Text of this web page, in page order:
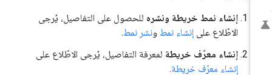
إنشاء نمط خريطة ونشرهللحصول على التفاصيل، يُرجى
الاطّلاع علىإنشاء نمط ونشر نمط .
إنشاء معرّف خريطة لمعرفة التفاصيل، يُرجى الاطّلاع على
إنشاء معرّف خريطة .